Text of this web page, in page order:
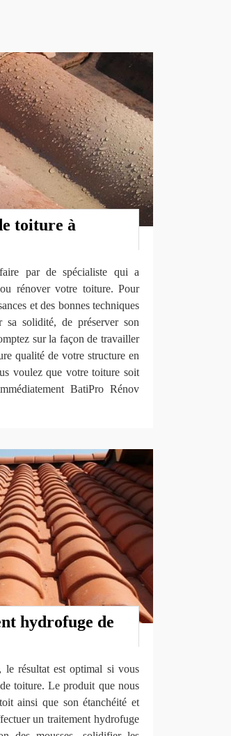
toiture à
par de spécialiste qui a
rénover votre toiture. Pour
et des bonnes techniques
solidité, de préserver son
sur la façon de travailler
qualité de votre structure en
voulez que votre toiture soit
BatiPro Rénov
hydrofuge de
le résultat est optimal si vous
toiture. Le produit que nous
ainsi que son étanchéité et
un traitement hydrofuge